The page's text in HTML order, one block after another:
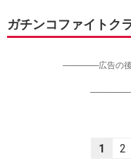
ガチンコファイトク
-----------------広告の
1 2